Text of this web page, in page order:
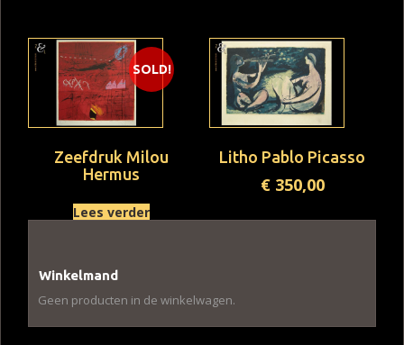
SOLD!
Zeefdruk Milou
Hermus
Lees verder
Litho Pablo Picasso
€350,00
Winkelmand
Geen producten in de winkelwagen.